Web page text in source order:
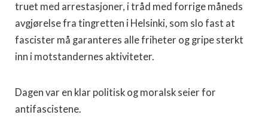
truet med arrestasjoner, i tråd med forrige måneds
avgjørelse fra tingretten i Helsinki, som slo fast at
fascister må garanteres alle friheter og gripe sterkt
inn i motstandernes aktiviteter.
Dagen var en klar politisk og moralsk seier for
antifascistene.